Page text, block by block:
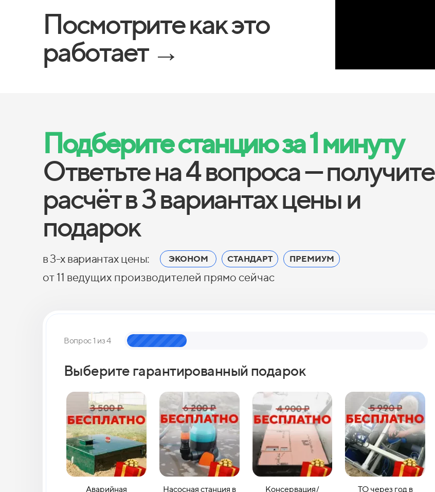
Посмотрите как это
работает →
Подберите станцию за 1 минуту
Ответьте на 4 вопроса — получите
расчёт в 3 вариантах цены и
подарок
в 3-х вариантах цены: ЭКОНОМ СТАНДАРТ ПРЕМИУМ
от 11 ведущих производителей прямо сейчас
Вопрос 1 из 4
Выберите гарантированный подарок
Аварийная
Насосная станция в
Консервация/
ТО через год в